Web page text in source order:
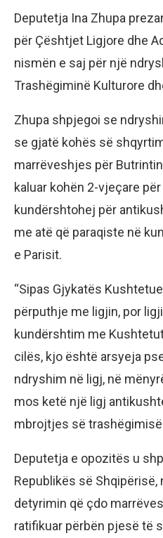
Deputetja Ina Zhupa
për Çështjet Ligjore dhe
nismën e saj për një
Trashëgiminë Kulturore
Zhupa shpjegoi se
se gjatë kohës së
marrëveshjes për
kaluar kohën 2-vjeçare
kundërshtohej për
me atë që paraqiste në
e Parisit.
“Sipas Gjykatës
përputhje me ligjin, por
kundërshtim me
cilës, kjo është arsyeja
ndryshim në ligj, në
mos ketë një ligj
mbrojtjes së
Deputetja e opozitës u
Republikës së Shqipërisë,
detyrimin që çdo
ratifikuar përbën pjesë të